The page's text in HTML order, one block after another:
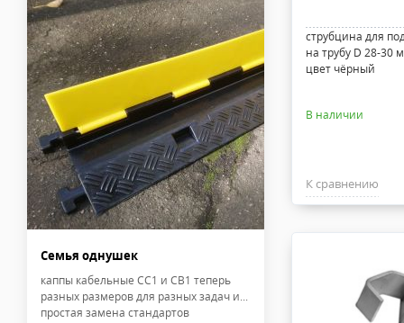
Семья однушек
каппы кабельные CC1 и CB1 теперь
разных размеров для разных задач и...
простая замена стандартов
струбцина для
на трубу D 28-30
цвет чёрный
В наличии
К сравнению